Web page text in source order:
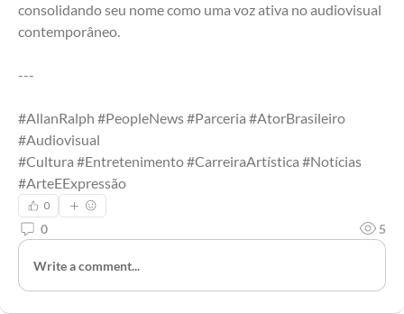
consolidando seu nome como uma voz ativa no audiovisual
contemporâneo.
---
#AllanRalph #PeopleNews #Parceria #AtorBrasileiro
#Audiovisual
#Cultura #Entretenimento #CarreiraArtística #Notícias
#ArteEExpressão
0
0 5
Write a comment...